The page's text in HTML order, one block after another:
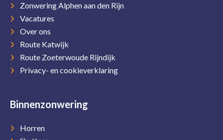
Zonwering Alphen aan den Rijn
Vacatures
Over ons
Route Katwijk
Route Zoeterwoude Rijndijk
Privacy- en cookieverklaring
Binnenzonwering
Horren